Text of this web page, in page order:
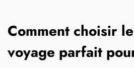
Comment choisir
voyage parfait